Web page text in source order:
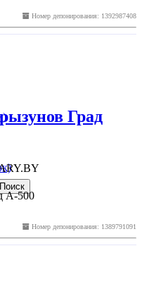
Номер депонирования: 1392987408
Град
А-500
Номер депонирования: 1389791091